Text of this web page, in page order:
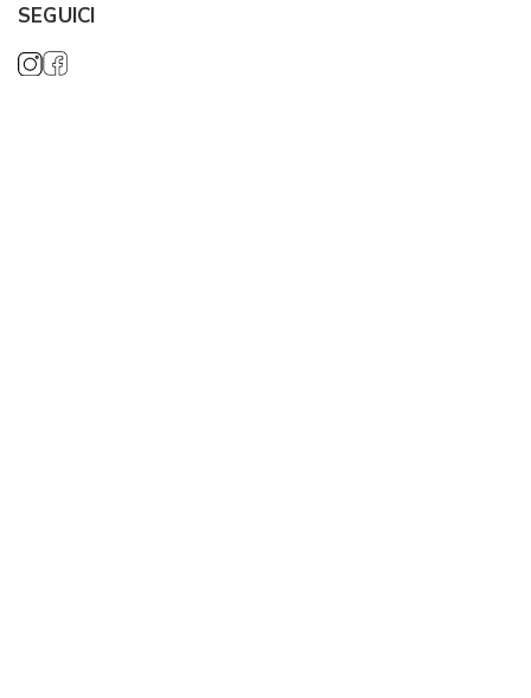
SEGUICI